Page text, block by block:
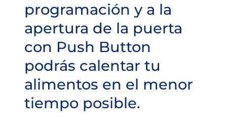
programación y a la
apertura de la puerta
con Push Button
podrás calentar tu
alimentos en el menor
tiempo posible.